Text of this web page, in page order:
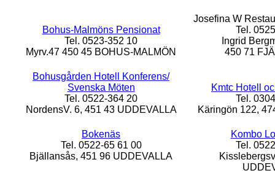
Bohus-Malmöns Pensionat
Tel. 0523-352 10
Myrv.47 450 45 BOHUS-MALMÖN
Josefina W
Tel.
Ingrid
450 71
Bohusgården Hotell
Konferens/
Svenska Möten
Tel. 0522-364 20
NordensV. 6, 451 43 UDDEVALLA
Kmtc Hotell
Tel.
Käringön 122,
Bokenäs
Tel. 0522-65 61 00
Bjällansås, 451 96 UDDEVALLA
Kombo
Tel.